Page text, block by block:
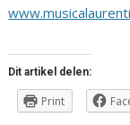
Dit artikel delen:
Print